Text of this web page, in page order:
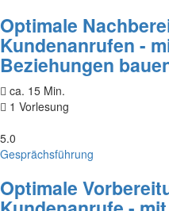
Optimale
Kundenanrufen -
Beziehungen
ca. 15 Min.
1 Vorlesung
5.0
Gesprächsführung
Optimale